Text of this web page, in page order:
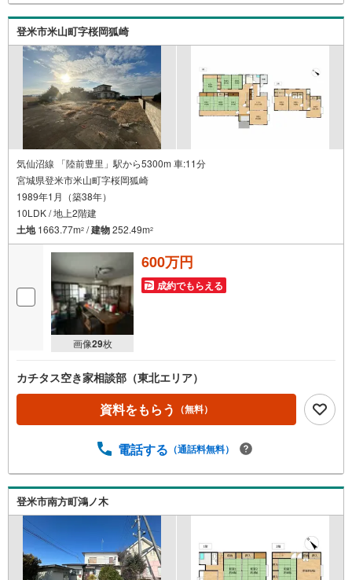
備！お子様連れのご家族様で是非お越しください。営業時
間:10:00～18:00（定休日火・水曜日※店舗により変動あ
り）現地のご案内も可能ですので、どうぞお気軽にお問い
合わせください！
登米市米山町字桜岡狐崎
気仙沼線 「陸前豊里」駅から5300m 車:11分
宮城県登米市米山町字桜岡狐崎
1989年1月（築38年）
10LDK / 地上2階建
土地1663.77m2 /建物252.49m2
画像29枚
600万円
成約でもらえる
カチタス空き家相談部（東北エリア）
資料をもらう （無料）
電話する （通話料無料）
登米市南方町鴻ノ木